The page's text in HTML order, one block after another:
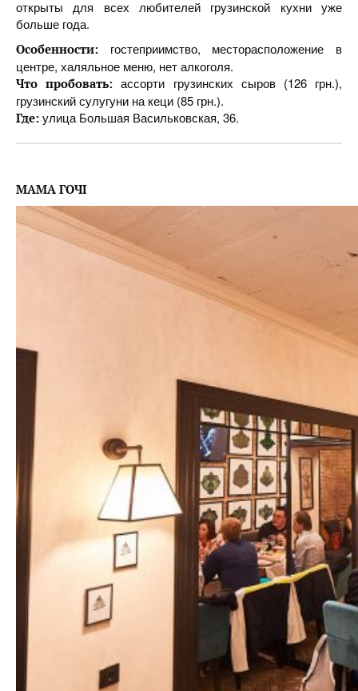
открыты для всех любителей грузинской кухни уже
больше года.
Особенности: гостеприимство, месторасположение в
центре, халяльное меню, нет алкоголя.
Что пробовать: ассорти грузинских сыров (126 грн.),
грузинский сулугуни на кеци (85 грн.).
Где: улица Большая Васильковская, 36.
МАМА ГОЧІ